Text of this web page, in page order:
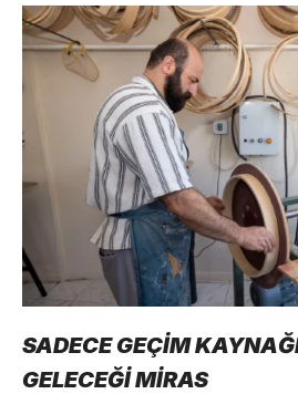
SADECE GEÇİM
GELECEĞİ MİRAS